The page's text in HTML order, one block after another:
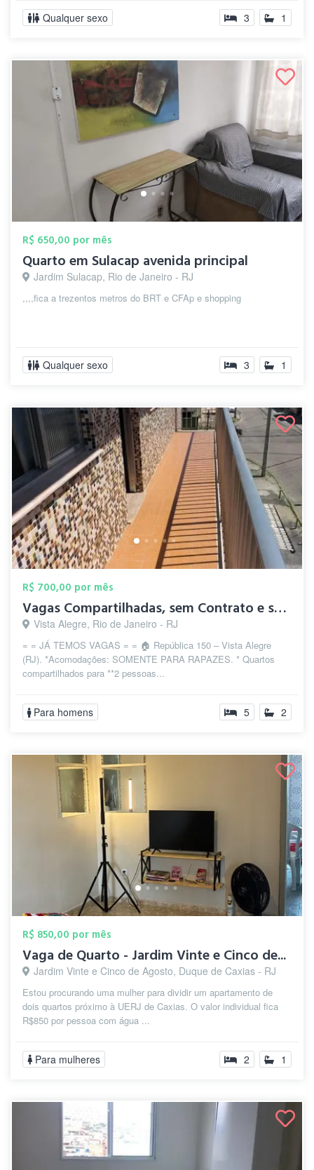
Qualquer sexo 3 1
R$ 650,00 por mês
Quarto em Sulacap avenida principal
Jardim Sulacap, Rio de Janeiro - RJ
,,,,fica a trezentos metros do BRT e CFAp e shopping
Qualquer sexo 3 1
R$ 700,00 por mês
Vagas Compartilhadas, sem Contrato e sem...
Vista Alegre, Rio de Janeiro - RJ
= = JÁ TEMOS VAGAS = = 🏠 República 150 – Vista Alegre
(RJ). *Acomodações: SOMENTE PARA RAPAZES. * Quartos
compartilhados para **2 pessoas...
Para homens 5 2
R$ 850,00 por mês
Vaga de Quarto - Jardim Vinte e Cinco de...
Jardim Vinte e Cinco de Agosto, Duque de Caxias - RJ
Estou procurando uma mulher para dividir um apartamento de
dois quartos próximo à UERJ de Caxias. O valor individual fica
R$850 por pessoa com água ...
Para mulheres 2 1